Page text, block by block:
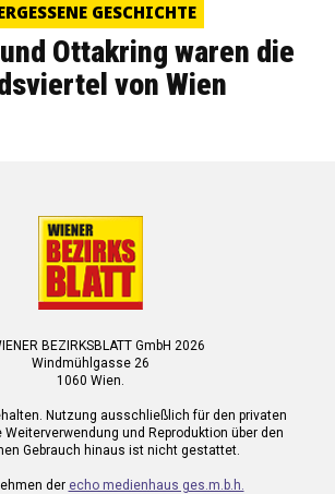
GESCHICHTE
Ottakring waren die
von Wien
BEZIRKSBLATT GmbH 2026
Windmühlgasse 26
1060 Wien.
Nutzung ausschließlich für den privaten
Weiterverwendung und Reproduktion über den
Gebrauch hinaus ist nicht gestattet.
der echo medienhaus ges.m.b.h.